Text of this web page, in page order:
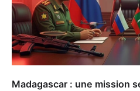
Madagascar : une mission